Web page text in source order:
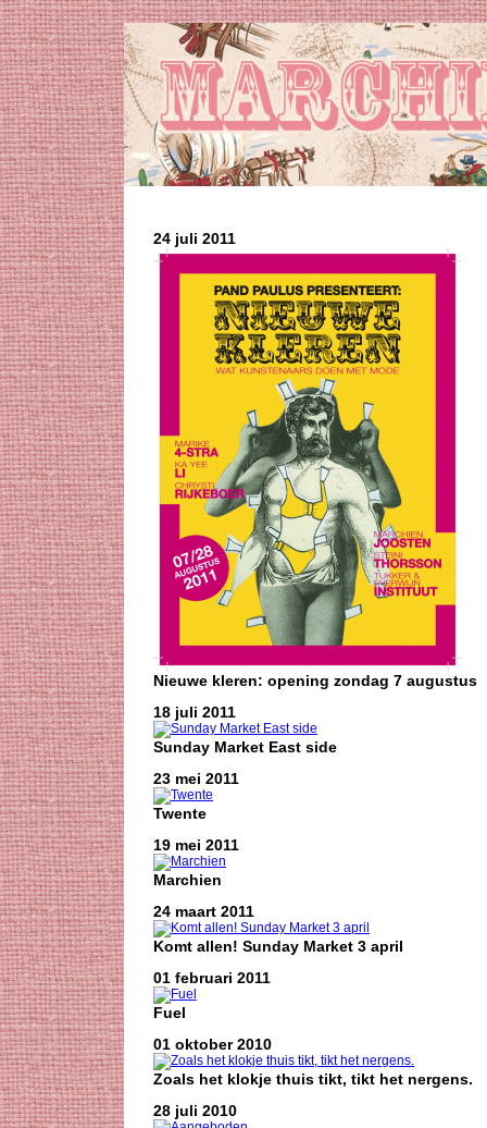
24 juli 2011
Nieuwe kleren: opening zondag 7 augustus
18 juli 2011
Sunday Market East side
23 mei 2011
Twente
19 mei 2011
Marchien
24 maart 2011
Komt allen! Sunday Market 3 april
01 februari 2011
Fuel
01 oktober 2010
Zoals het klokje thuis tikt, tikt het nergens.
28 juli 2010